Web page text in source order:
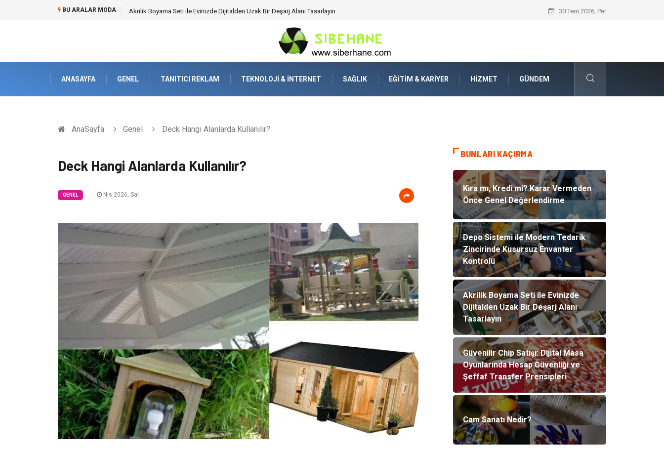
BU ARALAR MODA Akrilik Boyama Seti ile Evinizde Dijitalden Uzak Bir Deşarj Alanı Tasarlayın Güvenilir Chip Satışı: Dijital Masa
30 Tem 2026, Per
ANASAYFA GENEL TANITICI REKLAM TEKNOLOJI & İNTERNET SAĞLIK EĞITIM & KARIYER HIZMET GÜNDEM
AnaSayfa Genel Deck Hangi Alanlarda Kullanılır?
Deck Hangi Alanlarda Kullanılır?
GENEL Nis 2026, Sal
BUNLARI KAÇIRMA
Kira mı, Kredi mi? Karar Vermeden
Önce Genel Değerlendirme
Depo Sistemi ile Modern Tedarik
Zincirinde Kusursuz Envanter
Kontrolü
Akrilik Boyama Seti ile Evinizde
Dijitalden Uzak Bir Deşarj Alanı
Tasarlayın
Güvenilir Chip Satışı: Dijital Masa
Oyunlarında Hesap Güvenliği ve
Şeffaf Transfer Prensipleri
Cam Sanatı Nedir?